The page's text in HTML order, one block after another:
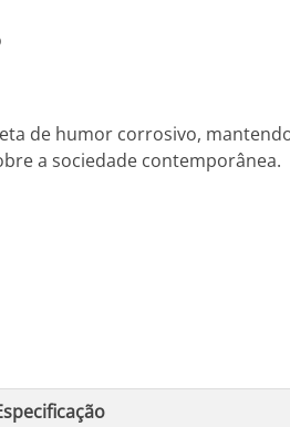
de humor corrosivo,
a sociedade contemporânea.